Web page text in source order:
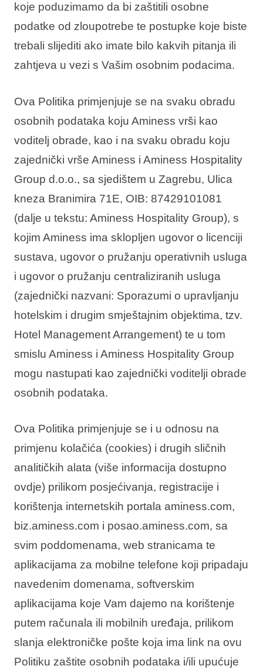
koje poduzimamo da bi zaštitili osobne
podatke od zloupotrebe te postupke koje biste
trebali slijediti ako imate bilo kakvih pitanja ili
zahtjeva u vezi s Vašim osobnim podacima.
Ova Politika primjenjuje se na svaku obradu
osobnih podataka koju Aminess vrši kao
voditelj obrade, kao i na svaku obradu koju
zajednički vrše Aminess i Aminess Hospitality
Group d.o.o., sa sjedištem u Zagrebu, Ulica
kneza Branimira 71E, OIB: 87429101081
(dalje u tekstu: Aminess Hospitality Group), s
kojim Aminess ima sklopljen ugovor o licenciji
sustava, ugovor o pružanju operativnih usluga
i ugovor o pružanju centraliziranih usluga
(zajednički nazvani: Sporazumi o upravljanju
hotelskim i drugim smještajnim objektima, tzv.
Hotel Management Arrangement) te u tom
smislu Aminess i Aminess Hospitality Group
mogu nastupati kao zajednički voditelji obrade
osobnih podataka.
Ova Politika primjenjuje se i u odnosu na
primjenu kolačića (cookies) i drugih sličnih
analitičkih alata (više informacija dostupno
ovdje) prilikom posjećivanja, registracije i
korištenja internetskih portala aminess.com,
biz.aminess.com i posao.aminess.com, sa
svim poddomenama, web stranicama te
aplikacijama za mobilne telefone koji pripadaju
navedenim domenama, softverskim
aplikacijama koje Vam dajemo na korištenje
putem računala ili mobilnih uređaja, prilikom
slanja elektroničke pošte koja ima link na ovu
Politiku zaštite osobnih podataka i/ili upućuje